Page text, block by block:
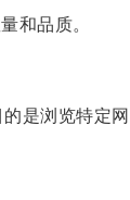
和品质。
是浏览特定